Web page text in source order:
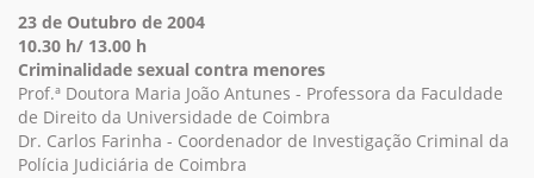
23 de Outubro de 2004
10.30 h/ 13.00 h
Criminalidade sexual contra menores
Prof.ª Doutora Maria João Antunes - Professora da Faculdade
de Direito da Universidade de Coimbra
Dr. Carlos Farinha - Coordenador de Investigação Criminal da
Polícia Judiciária de Coimbra